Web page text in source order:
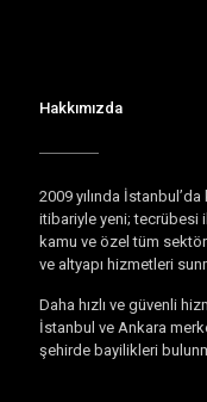
Hakkımızda
2009 yılında İstanbul’da
itibariyle yeni; tecrübesi
kamu ve özel tüm
ve altyapı hizmetleri
Daha hızlı ve güvenli
İstanbul ve Ankara
şehirde bayilikleri